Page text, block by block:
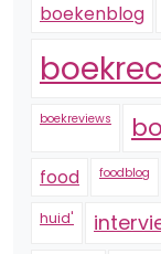
boekenblog
boekreviews
food foodblog
huid'